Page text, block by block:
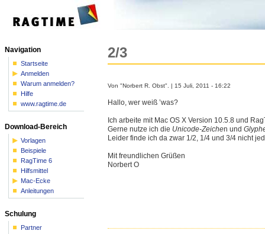
2/3
Von "Norbert R. Obst". | 15 Juli, 2011 - 16:22
Hallo, wer weiß ’was?
Ich arbeite mit Mac OS X Version 10.5.8 und
Gerne nutze ich die Unicode-Zeichen und
Leider finde ich da zwar 1/2, 1/4 und 3/4 nicht
Mit freundlichen Grüßen
Norbert O
Navigation
Startseite
Anmelden
Warum anmelden?
Hilfe
www.ragtime.de
Download-Bereich
Vorlagen
Beispiele
RagTime 6
Hilfsmittel
Mac-Ecke
Anleitungen
Schulung
Partner